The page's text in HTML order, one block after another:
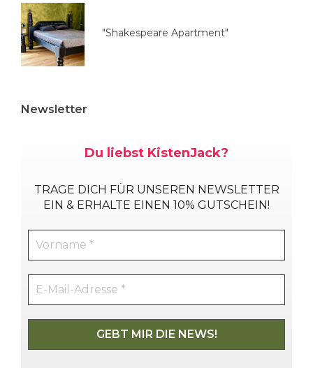
"Shakespeare Apartment"
Newsletter
Du liebst KistenJack?
TRAGE DICH FÜR UNSEREN NEWSLETTER
EIN & ERHALTE EINEN 10% GUTSCHEIN!